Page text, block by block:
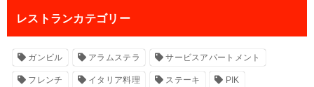
レストランカテゴリー
ガンビル アラムステラ サービスアパートメント
フレンチ イタリア料理 ステーキ PIK